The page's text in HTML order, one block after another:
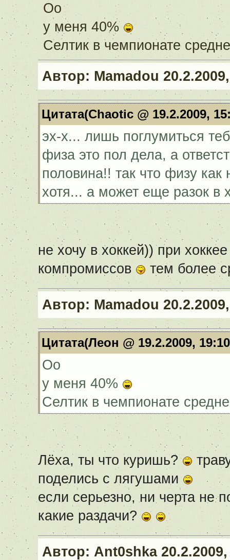
Оо
у меня 40%
Селтик в чемпионате
Автор: Mamadou
Цитата(Chaotic @ 19.2.2009,
эх-х... лишь поглумиться
физа это пол дела, а
половина!! так что физу
хотя... а может еще разок в
не хочу в хоккей)) при
компромиссов
тем более
Автор: Mamadou
Цитата(Леон @ 19.2.2009,
Оо
у меня 40%
Селтик в чемпионате
Лёха, ты что куришь?
поделись с лягушами
если серьезно, ни черта не
какие раздачи?
Автор: Ant0shka20.2.2009,